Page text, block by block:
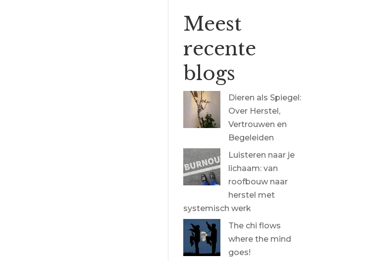
Meest
recente
blogs
Dieren als Spiegel:
Over Herstel,
Vertrouwen en
Begeleiden
Luisteren naar je
lichaam: van
roofbouw naar
herstel met
systemisch werk
The chi flows
where the mind
goes!